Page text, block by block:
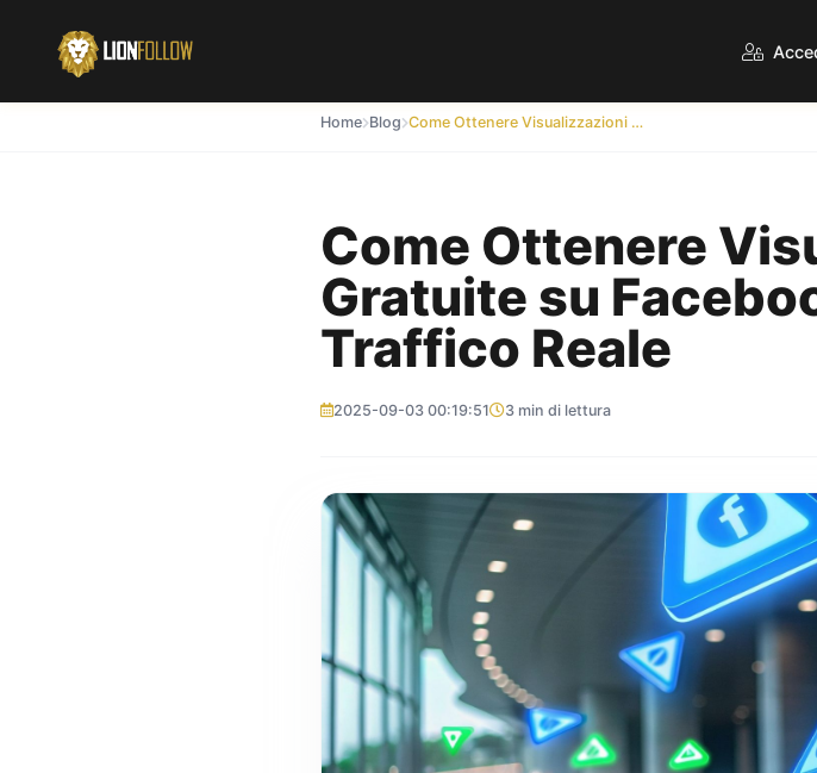
Home Blog Come Ottenere Visualizzazioni Gratuite su Facebook che Generano Traffico Reale
Come Ottenere
Gratuite su
Traffico Reale
2025-09-03 00:19:51 3 min di lettura